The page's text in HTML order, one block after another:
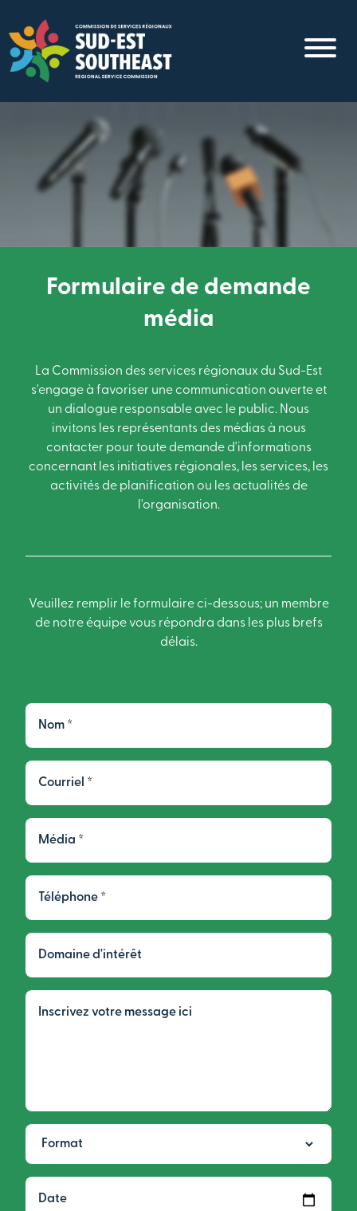
contenu
principal
Formulaire de demande
média
La Commission des services régionaux du Sud-Est
s'engage à favoriser une communication ouverte et
un dialogue responsable avec le public. Nous
invitons les représentants des médias à nous
contacter pour toute demande d'informations
concernant les initiatives régionales, les services, les
activités de planification ou les actualités de
l'organisation.
Veuillez remplir le formulaire ci-dessous; un membre
de notre équipe vous répondra dans les plus brefs
délais.
Nom
Courriel
Média
Téléphone
Domaine
d'intérêt
votre
Format
Date
Date